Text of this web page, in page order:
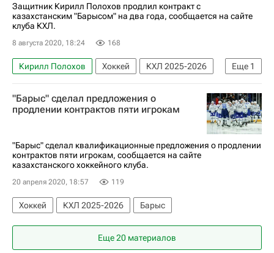
Защитник Кирилл Полохов продлил контракт с
казахстанским "Барысом" на два года, сообщается на сайте
клуба КХЛ.
8 августа 2020, 18:24 168
Еще 1
Кирилл Полохов Хоккей
КХЛ 2025-2026
Барыс
"Барыс" сделал предложения о
продлении контрактов пяти игрокам
"Барыс" сделал квалификационные предложения о продлении
контрактов пяти игрокам, сообщается на сайте
казахстанского хоккейного клуба.
20 апреля 2020, 18:57 119
Хоккей КХЛ 2025-2026 Барыс
Еще 20 материалов